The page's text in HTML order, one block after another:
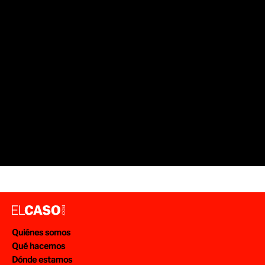
Quiénes somos
Qué hacemos
Dónde estamos